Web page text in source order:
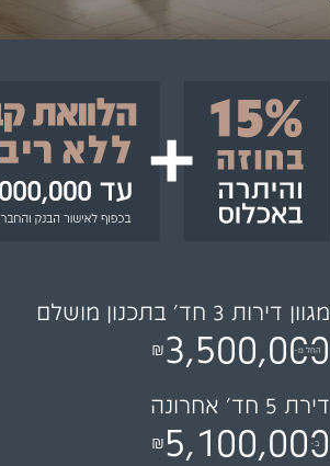
מגוון דירות 3 חד' בתכנון מושלם
3,500,000
₪ החל מ-
דירת 5 חד' אחרונה
5,100,000
₪ ב-